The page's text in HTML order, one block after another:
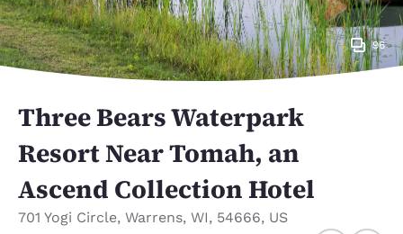
96
Three Bears Waterpark
Resort Near Tomah, an
Ascend Collection Hotel
701 Yogi Circle, Warrens, WI, 54666, US